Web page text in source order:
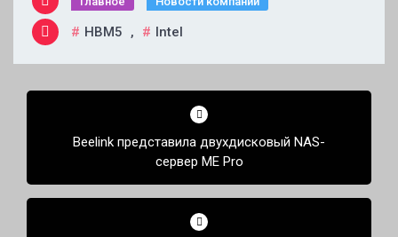
HBM5 , Intel
Навигация
записямBeelink представила двухдисковый NAS-
сервер ME Pro